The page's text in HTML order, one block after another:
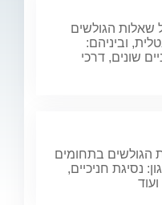
שאלות הגולשים
וביניהם:
שונים, דרכי
הגולשים בתחומים
נסיגת חניכיים,